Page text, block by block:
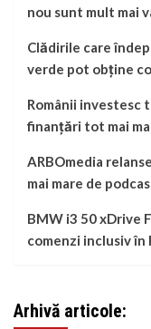
nou sunt mult mai
Clădirile care
verde pot obține
Românii investesc
finanțări tot mai
ARBOmedia
mai mare de
BMW i3 50 xDrive
comenzi inclusiv în
Arhivă articole: